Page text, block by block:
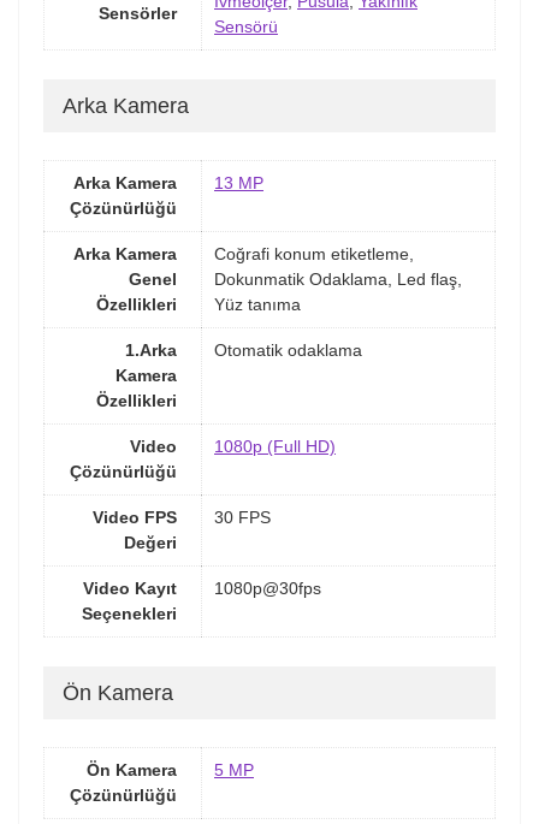
Sensörler
Sensörü
Arka Kamera
Arka Kamera
Çözünürlüğü
13 MP
Arka Kamera
Genel
Özellikleri
Coğrafi konum etiketleme,
Dokunmatik Odaklama, Led flaş,
Yüz tanıma
1.Arka
Kamera
Özellikleri
Otomatik odaklama
Video
Çözünürlüğü
1080p (Full HD)
Video FPS
Değeri
30 FPS
Video Kayıt
Seçenekleri
1080p@30fps
Ön Kamera
Ön Kamera
Çözünürlüğü
5 MP